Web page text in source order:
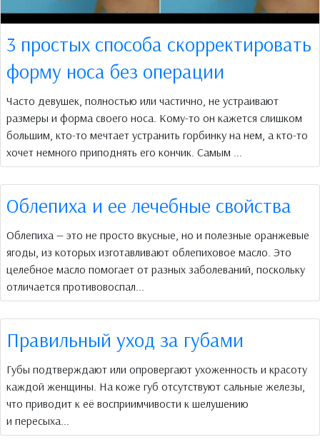
3 простых способа скорректировать
форму носа без операции
Часто девушек, полностью или частично, не устраивают
размеры и форма своего носа. Кому-то он кажется слишком
большим, кто-то мечтает устранить горбинку на нем, а кто-то
хочет немного приподнять его кончик. Самым ...
Облепиха и ее лечебные свойства
Облепиха — это не просто вкусные, но и полезные оранжевые
ягоды, из которых изготавливают облепиховое масло. Это
целебное масло помогает от разных заболеваний, поскольку
отличается противовоспал...
Правильный уход за губами
Губы подтверждают или опровергают ухоженность и красоту
каждой женщины. На коже губ отсутствуют сальные железы,
что приводит к её восприимчивости к шелушению
и пересыха...